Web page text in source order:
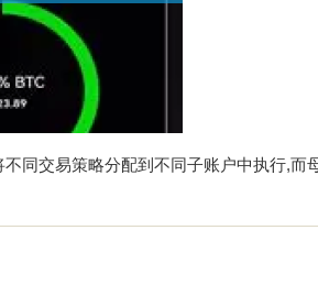
不同交易策略分配到不同子账户中执行,而